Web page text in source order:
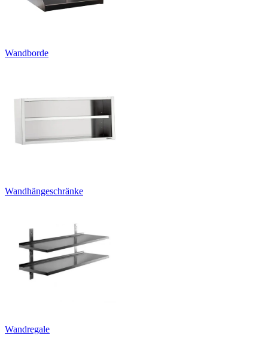
Wandborde
Wandhängeschränke
Wandregale